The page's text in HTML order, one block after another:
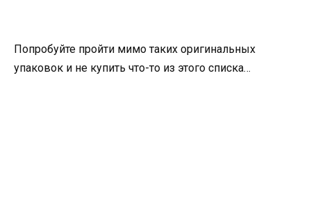
Попробуйте пройти мимо таких оригинальных
упаковок и не купить что-то из этого списка…